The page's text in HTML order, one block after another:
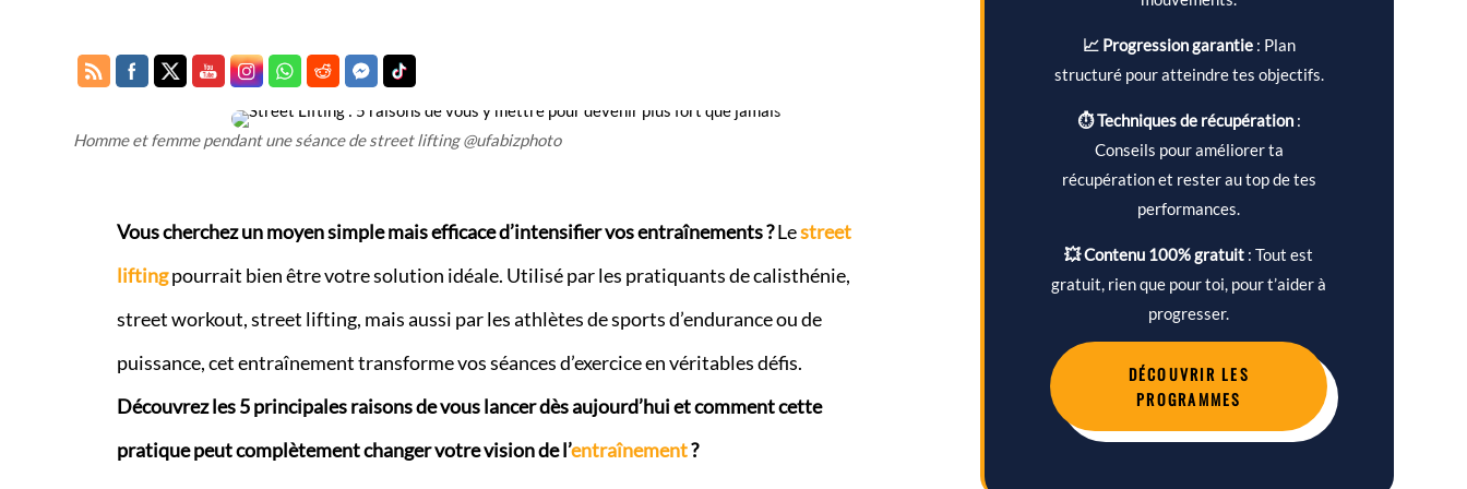
Homme et femme pendant une séance de street lifting @ufabizphoto
Vous cherchez un moyen simple mais efficace d’intensifier vos entraînements ?Lestreet
liftingpourrait bien être votre solution idéale. Utilisé par les pratiquants de calisthénie,
street workout, street lifting, mais aussi par les athlètes de sports d’endurance ou de
puissance, cet entraînement transforme vos séances d’exercice en véritables défis.
Découvrez les 5 principales raisons de vous lancer dès aujourd’hui et comment cette
pratique peut complètement changer votre vision de l’entraînement?
📈 Progression garantie: Plan
structuré pour atteindre tes objectifs.
⏱ Techniques de récupération :
Conseils pour améliorer ta
récupération et rester au top de tes
performances.
💥 Contenu 100% gratuit : Tout est
gratuit, rien que pour toi, pour t’aider à
progresser.
DÉCOUVRIR LES
PROGRAMMES